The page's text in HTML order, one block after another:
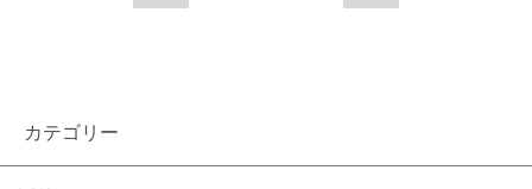
カテゴリー